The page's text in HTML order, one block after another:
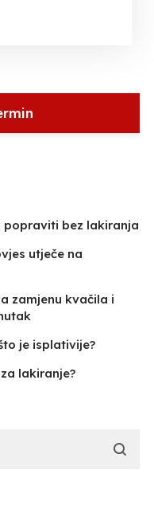
popraviti bez lakiranja
utječe na
zamjenu kvačila i
je isplativije?
lakiranje?